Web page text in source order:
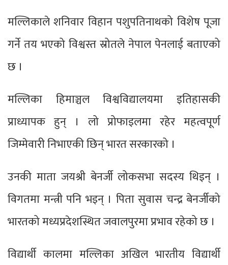
मल्लिकाले शनिवार विहान पशुपतिनाथको विशेष पूजा
गर्ने तय भएको विश्वस्त स्रोतले नेपाल पेनलाई बताएको
छ ।
मल्लिका हिमाञ्चल विश्वविद्यालयमा इतिहासकी
प्राध्यापक हुन् । लो प्रोफाइलमा रहेर महत्वपूर्ण
जिम्मेवारी निभाएकी छिन् भारत सरकारको ।
उनकी माता जयश्री बेनर्जी लोकसभा सदस्य थिइन् ।
विगतमा मन्त्री पनि भइन् । पिता सुवास चन्द्र बेनर्जीको
भारतको मध्यप्रदेशस्थित जवालपुरमा प्रभाव रहेको छ ।
विद्यार्थी कालमा मल्लिका अखिल भारतीय विद्यार्थी